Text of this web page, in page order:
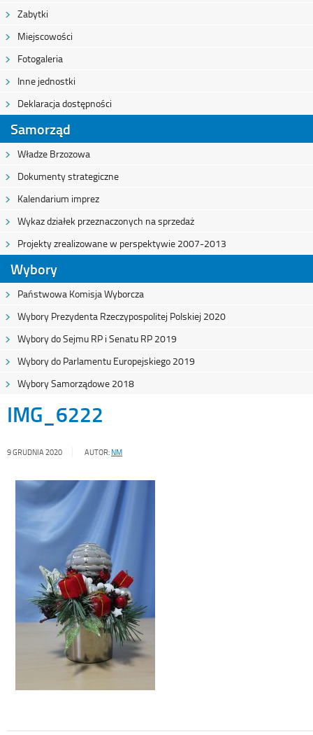
Zabytki
Miejscowości
Fotogaleria
Inne jednostki
Deklaracja dostępności
Samorząd
Władze Brzozowa
Dokumenty strategiczne
Kalendarium imprez
Wykaz działek przeznaczonych na sprzedaż
Projekty zrealizowane w perspektywie 2007-2013
Wybory
Państwowa Komisja Wyborcza
Wybory Prezydenta Rzeczypospolitej Polskiej 2020
Wybory do Sejmu RP i Senatu RP 2019
Wybory do Parlamentu Europejskiego 2019
Wybory Samorządowe 2018
IMG_6222
9 GRUDNIA 2020 AUTOR: NM